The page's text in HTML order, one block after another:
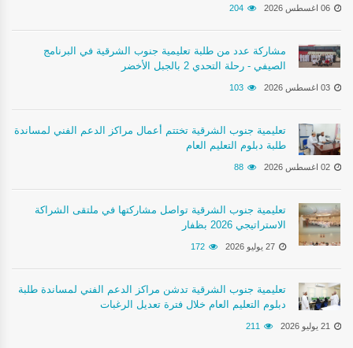
06 اغسطس 2026 204
مشاركة عدد من طلبة تعليمية جنوب الشرقية في البرنامج
الصيفي - رحلة التحدي 2 بالجبل الأخضر
03 اغسطس 2026 103
تعليمية جنوب الشرقية تختتم أعمال مراكز الدعم الفني لمساندة
طلبة دبلوم التعليم العام
02 اغسطس 2026 88
تعليمية جنوب الشرقية تواصل مشاركتها في ملتقى الشراكة
الاستراتيجي 2026 بظفار
27 يوليو 2026 172
تعليمية جنوب الشرقية تدشن مراكز الدعم الفني لمساندة طلبة
دبلوم التعليم العام خلال فترة تعديل الرغبات
21 يوليو 2026 211